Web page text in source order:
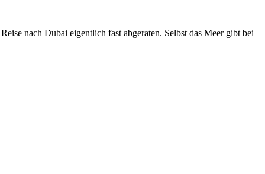
nach Dubai eigentlich fast abgeraten. Selbst das Meer gibt bei